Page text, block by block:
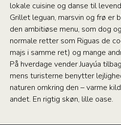
lokale cuisine og danse til
Grillet leguan, marsvin og frø er
den ambitiøse menu, som dog
normale retter som Riguas de
majs i samme ret) og mange
På hverdage vender Juayúa
mens turisterne benytter
naturen omkring den – varme
andet. En rigtig skøn, lille oase.